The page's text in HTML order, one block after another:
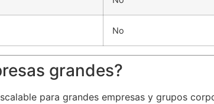
No
grandes?
para grandes empresas y grupos